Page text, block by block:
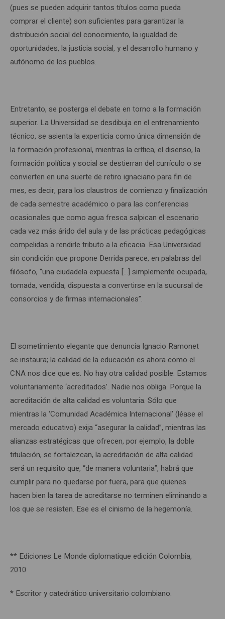
(pues se pueden adquirir tantos títulos como pueda
comprar el cliente) son suficientes para garantizar la
distribución social del conocimiento, la igualdad de
oportunidades, la justicia social, y el desarrollo humano y
autónomo de los pueblos.
Entretanto, se posterga el debate en torno a la formación
superior. La Universidad se desdibuja en el entrenamiento
técnico, se asienta la experticia como única dimensión de
la formación profesional, mientras la crítica, el disenso, la
formación política y social se destierran del currículo o se
convierten en una suerte de retiro ignaciano para fin de
mes, es decir, para los claustros de comienzo y finalización
de cada semestre académico o para las conferencias
ocasionales que como agua fresca salpican el escenario
cada vez más árido del aula y de las prácticas pedagógicas
compelidas a rendirle tributo a la eficacia. Esa Universidad
sin condición que propone Derrida parece, en palabras del
filósofo, “una ciudadela expuesta […] simplemente ocupada,
tomada, vendida, dispuesta a convertirse en la sucursal de
consorcios y de firmas internacionales”.
El sometimiento elegante que denuncia Ignacio Ramonet
se instaura; la calidad de la educación es ahora como el
CNA nos dice que es. No hay otra calidad posible. Estamos
voluntariamente ‘acreditados’. Nadie nos obliga. Porque la
acreditación de alta calidad es voluntaria. Sólo que
mientras la ‘Comunidad Académica Internacional’ (léase el
mercado educativo) exija “asegurar la calidad”, mientras las
alianzas estratégicas que ofrecen, por ejemplo, la doble
titulación, se fortalezcan, la acreditación de alta calidad
será un requisito que, “de manera voluntaria”, habrá que
cumplir para no quedarse por fuera, para que quienes
hacen bien la tarea de acreditarse no terminen eliminando a
los que se resisten. Ese es el cinismo de la hegemonía.
** Ediciones Le Monde diplomatique edición Colombia,
2010.
* Escritor y catedrático universitario colombiano.